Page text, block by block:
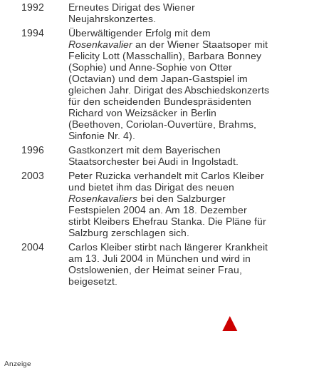
1992
Erneutes Dirigat des Wiener
Neujahrskonzertes.
1994
Überwältigender Erfolg mit dem
Rosenkavalieran der Wiener Staatsoper mit
Felicity Lott (Masschallin), Barbara Bonney
(Sophie) und Anne-Sophie von Otter
(Octavian) und dem Japan-Gastspiel im
gleichen Jahr. Dirigat des Abschiedskonzerts
für den scheidenden Bundespräsidenten
Richard von Weizsäcker in Berlin
(Beethoven, Coriolan-Ouvertüre, Brahms,
Sinfonie Nr. 4).
1996
Gastkonzert mit dem Bayerischen
Staatsorchester bei Audi in Ingolstadt.
2003
Peter Ruzicka verhandelt mit Carlos Kleiber
und bietet ihm das Dirigat des neuen
Rosenkavaliersbei den Salzburger
Festspielen 2004 an. Am 18. Dezember
stirbt Kleibers Ehefrau Stanka. Die Pläne für
Salzburg zerschlagen sich.
2004
Carlos Kleiber stirbt nach längerer Krankheit
am 13. Juli 2004 in München und wird in
Ostslowenien, der Heimat seiner Frau,
beigesetzt.
▲
Anzeige